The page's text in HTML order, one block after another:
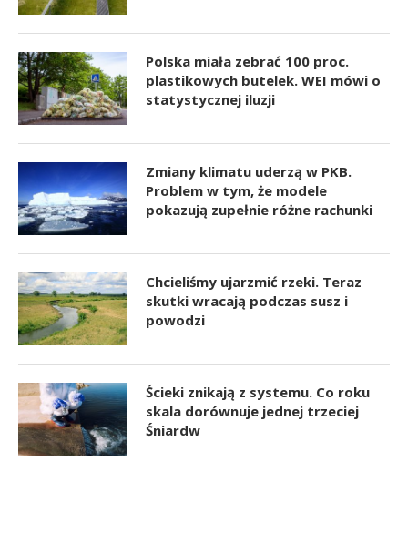
Polska miała zebrać 100 proc.
plastikowych butelek. WEI mówi o
statystycznej iluzji
Zmiany klimatu uderzą w PKB.
Problem w tym, że modele
pokazują zupełnie różne rachunki
Chcieliśmy ujarzmić rzeki. Teraz
skutki wracają podczas susz i
powodzi
Ścieki znikają z systemu. Co roku
skala dorównuje jednej trzeciej
Śniardw